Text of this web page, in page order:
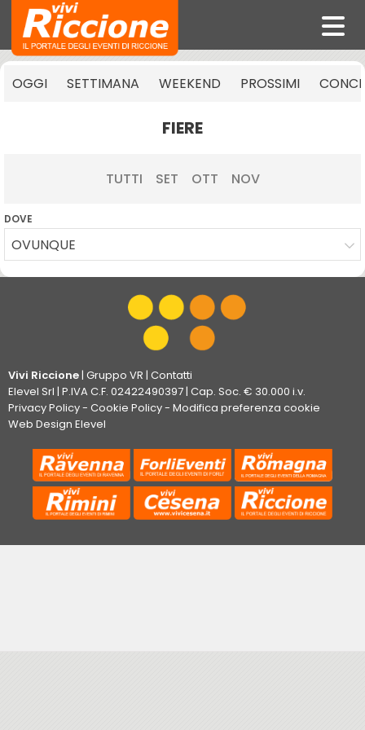
OGGI SETTIMANA WEEKEND PROSSIMI
FIERE
TUTTI SET OTT NOV
DOVE
OVUNQUE
Vivi Riccione| Gruppo VR | Contatti
Elevel Srl | P.IVA C.F. 02422490397 | Cap. Soc. € 30.000 i.v.
Privacy Policy- Cookie Policy- Modifica preferenza cookie
Web Design Elevel